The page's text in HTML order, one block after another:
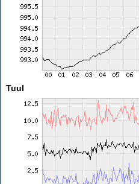
Tuul